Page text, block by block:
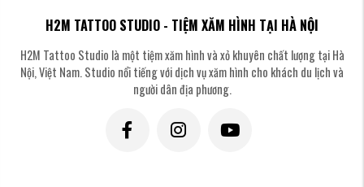
H2M TATTOO STUDIO - TIỆM XĂM HÌNH TẠI HÀ NỘI
H2M Tattoo Studio là một tiệm xăm hình và xỏ khuyên chất lượng tại Hà
Nội, Việt Nam. Studio nổi tiếng với dịch vụ xăm hình cho khách du lịch và
người dân địa phương.